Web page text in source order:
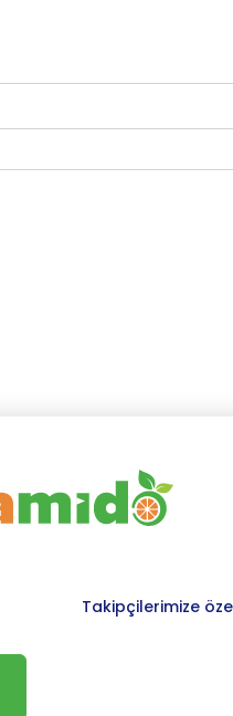
Takipçilerimize